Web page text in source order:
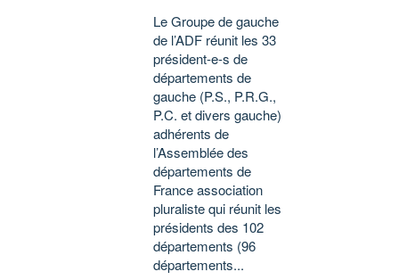
Le Groupe de gauche
de l’ADF réunit les 33
président-e-s de
départements de
gauche (P.S., P.R.G.,
P.C. et divers gauche)
adhérents de
l’Assemblée des
départements de
France association
pluraliste qui réunit les
présidents des 102
départements (96
départements...